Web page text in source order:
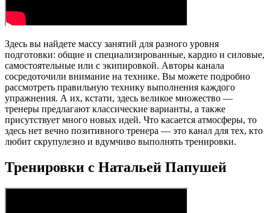
Здесь вы найдете массу занятий для разного уровня
подготовки: общие и специализированные, кардио и силовые,
самостоятельные или с экипировкой. Авторы канала
сосредоточили внимание на технике. Вы можете подробно
рассмотреть правильную технику выполнения каждого
упражнения. А их, кстати, здесь великое множество —
тренеры предлагают классические варианты, а также
присутствует много новых идей. Что касается атмосферы, то
здесь нет вечно позитивного тренера — это канал для тех, кто
любит скрупулезно и вдумчиво выполнять тренировки.
Тренировки с Натальей Папушей